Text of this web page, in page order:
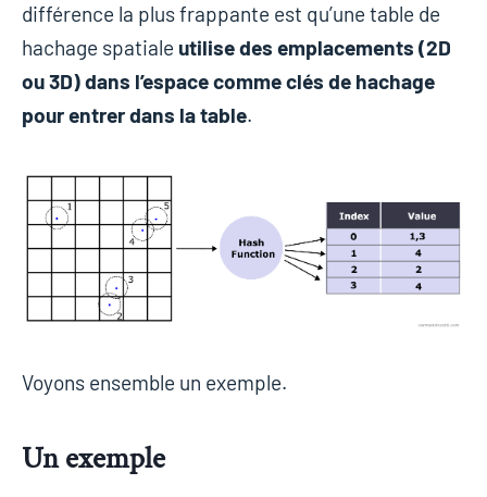
différence la plus frappante est qu’une table de
hachage spatiale utilise des emplacements (2D
ou 3D) dans l’espace comme clés de hachage
pour entrer dans la table.
Voyons ensemble un exemple.
Un exemple